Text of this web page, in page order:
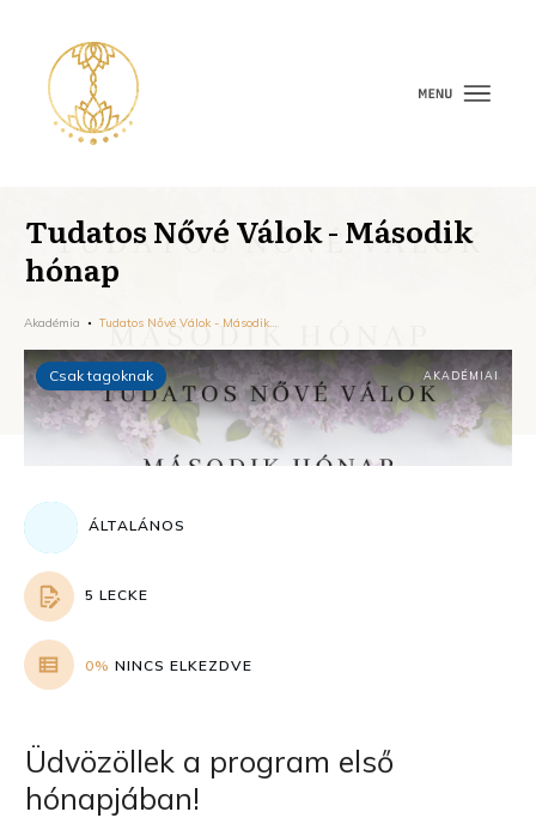
Tudatos Nővé Válok - Második
hónap
Akadémia Tudatos Nővé Válok - Második hónap
Csak tagoknak AKADÉMIAI
ÁLTALÁNOS
5 LECKE
0% NINCS ELKEZDVE
Üdvözöllek a program első
hónapjában!